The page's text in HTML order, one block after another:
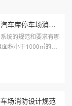
防排烟系统的规范和要求（汽车库停车场消防设计）
统的规范和要求有哪
场消防设计规范